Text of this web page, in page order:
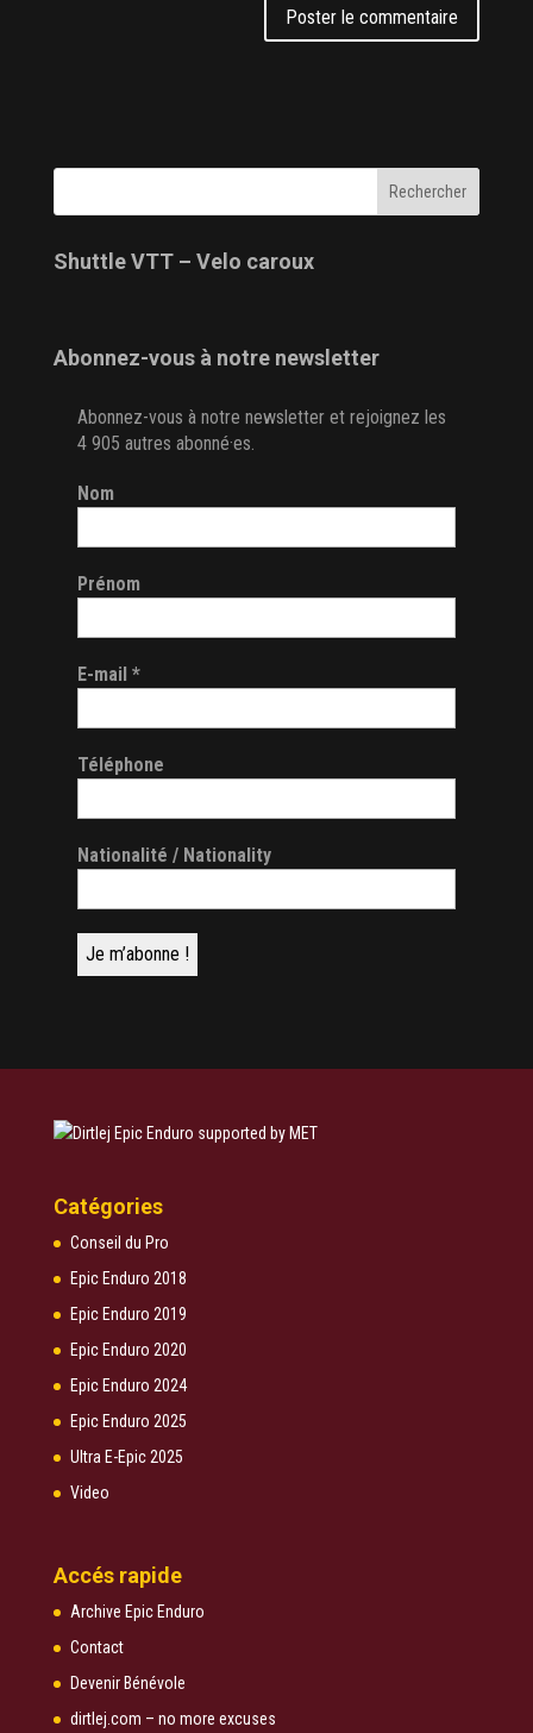
Shuttle VTT – Velo caroux
Abonnez-vous à notre newsletter
Abonnez-vous à notre newsletter et rejoignez les
4 905 autres abonné·es.
Nom
Prénom
E-mail *
Téléphone
Nationalité / Nationality
Catégories
Conseil du Pro
Epic Enduro 2018
Epic Enduro 2019
Epic Enduro 2020
Epic Enduro 2024
Epic Enduro 2025
Ultra E-Epic 2025
Video
Accés rapide
Archive Epic Enduro
Contact
Devenir Bénévole
dirtlej.com – no more excuses